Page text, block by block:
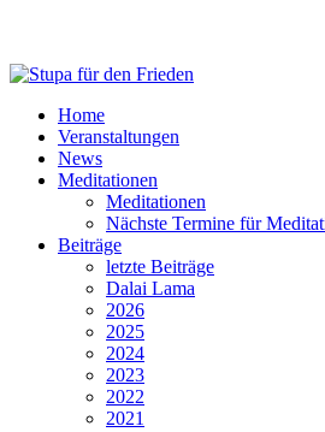
Home
Veranstaltungen
News
Meditationen
Meditationen
Nächste Termine für
Beiträge
letzte Beiträge
Dalai Lama
2026
2025
2024
2023
2022
2021